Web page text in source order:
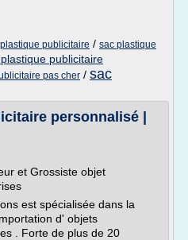
publicitaire / sac plastique
publicitaire
pas cher / sac
personnalisé |
et Grossiste objet
est spécialisée dans la
d' objets
. Forte de plus de 20